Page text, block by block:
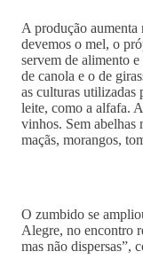
A produção aumenta
devemos o mel, o
servem de alimento
de canola e o de
as culturas utilizadas
leite, como a alfafa.
vinhos. Sem abelhas
maçãs, morangos,
O zumbido se
Alegre, no encontro
mas não dispersas”,